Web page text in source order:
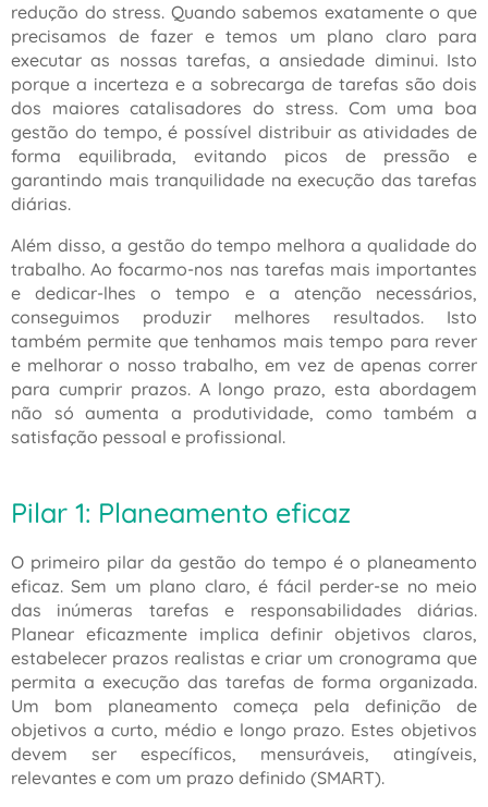
redução do stress. Quando sabemos exatamente o que
precisamos de fazer e temos um plano claro para
executar as nossas tarefas, a ansiedade diminui. Isto
porque a incerteza e a sobrecarga de tarefas são dois
dos maiores catalisadores do stress. Com uma boa
gestão do tempo, é possível distribuir as atividades de
forma equilibrada, evitando picos de pressão e
garantindo mais tranquilidade na execução das tarefas
diárias.
Além disso, a gestão do tempo melhora a qualidade do
trabalho. Ao focarmo-nos nas tarefas mais importantes
e dedicar-lhes o tempo e a atenção necessários,
conseguimos produzir melhores resultados. Isto
também permite que tenhamos mais tempo para rever
e melhorar o nosso trabalho, em vez de apenas correr
para cumprir prazos. A longo prazo, esta abordagem
não só aumenta a produtividade, como também a
satisfação pessoal e profissional.
Pilar 1: Planeamento eficaz
O primeiro pilar da gestão do tempo é o planeamento
eficaz. Sem um plano claro, é fácil perder-se no meio
das inúmeras tarefas e responsabilidades diárias.
Planear eficazmente implica definir objetivos claros,
estabelecer prazos realistas e criar um cronograma que
permita a execução das tarefas de forma organizada.
Um bom planeamento começa pela definição de
objetivos a curto, médio e longo prazo. Estes objetivos
devem ser específicos, mensuráveis, atingíveis,
relevantes e com um prazo definido (SMART).